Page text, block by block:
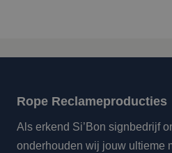
Rope Reclameproducties
Als erkend Si’Bon signbedrijf
onderhouden wij jouw ultieme